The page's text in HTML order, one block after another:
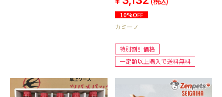
10%OFF
カミーノ
特別割引価格
一定額以上購入で送料無料